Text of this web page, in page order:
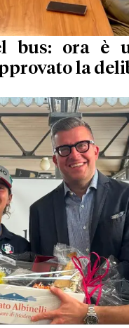
bus: ora è
la